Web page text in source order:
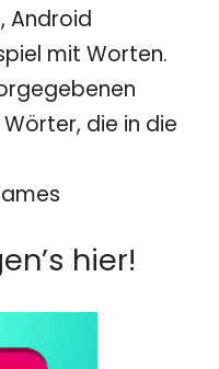
Android
mit Worten.
die in die
hier!